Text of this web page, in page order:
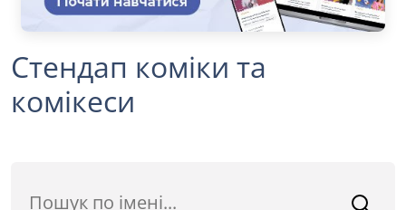
Стендап коміки та
комікеси